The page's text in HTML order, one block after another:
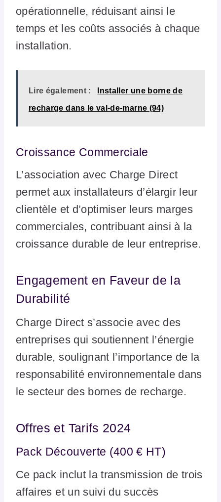
opérationnelle, réduisant ainsi le
temps et les coûts associés à chaque
installation.
Lire également : Installer une borne de
recharge dans le val-de-marne (94)
Croissance Commerciale
L’association avec Charge Direct
permet aux installateurs d’élargir leur
clientèle et d’optimiser leurs marges
commerciales, contribuant ainsi à la
croissance durable de leur entreprise.
Engagement en Faveur de la
Durabilité
Charge Direct s’associe avec des
entreprises qui soutiennent l’énergie
durable, soulignant l’importance de la
responsabilité environnementale dans
le secteur des bornes de recharge.
Offres et Tarifs 2024
Pack Découverte (400 € HT)
Ce pack inclut la transmission de trois
affaires et un suivi du succès